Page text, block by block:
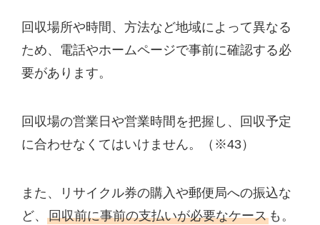
回収場所や時間、方法など地域によって異なる
ため、電話やホームページで事前に確認する必
要があります。
回収場の営業日や営業時間を把握し、回収予定
に合わせなくてはいけません。（※43）
また、リサイクル券の購入や郵便局への振込な
ど、 回収前に事前の支払いが必要なケース も。